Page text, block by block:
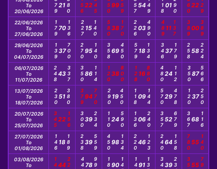
To
20/06/2026
679 21 380 156 22 345 450 99 559 357 54 149 118 01 290 66022 129
22/06/2026
To
27/06/2026
179 70136 227 15 140 580 38 170 226 03 490 489 11 137 389 00 389
29/06/2026
To
04/07/2026
139 37700 270 95 140 358 69 450 579 18 134 346 37179 258 58 224
06/07/2026
To
11/07/2026
248 43 337 350 86 114 120 38 800 128 16 880 480 24 112 350 87566
13/07/2026
To
18/07/2026
230 51 380 379 94 770 290 19 450 118 09 144 570 29 478 120 37250
20/07/2026
To
25/07/2026
345 22 156 30039 234 110 24 590 136 06 240 357 52 679 36768 116
27/07/2026
To
01/08/2026
146 18 189 238 39 559 450 98 134 220 46 123 240 64 158 780 55 140
03/08/2026
To
149 44 220 449 78990 180 90 145 144 91 137 346 39 234 357 55 799